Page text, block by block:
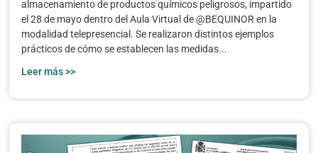
almacenamiento de productos químicos peligrosos, impartido
el 28 de mayo dentro del Aula Virtual de @BEQUINOR en la
modalidad telepresencial. Se realizaron distintos ejemplos
prácticos de cómo se establecen las medidas...
Leer más >>